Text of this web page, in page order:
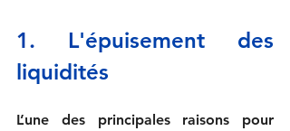
1. L'épuisement des
liquidités
L’une des principales raisons pour